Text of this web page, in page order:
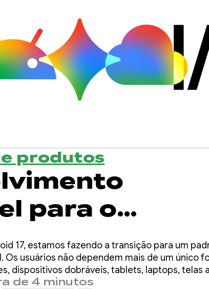
produtos
para o
Android
17, estamos fazendo a transição para um
usuários não dependem mais de um único
dispositivos dobráveis, tablets, laptops, telas
do dia.
de 4 minutos